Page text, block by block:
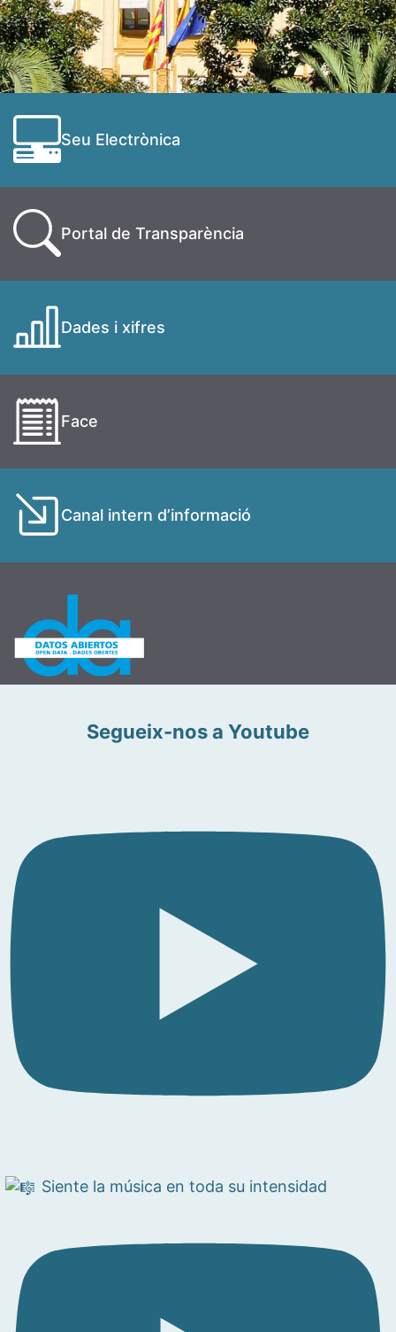
Seu Electrònica
Portal de Transparència
Dades i xifres
Face
Canal intern d’informació
Segueix-nos a Youtube
Siente la música en toda su intensidad